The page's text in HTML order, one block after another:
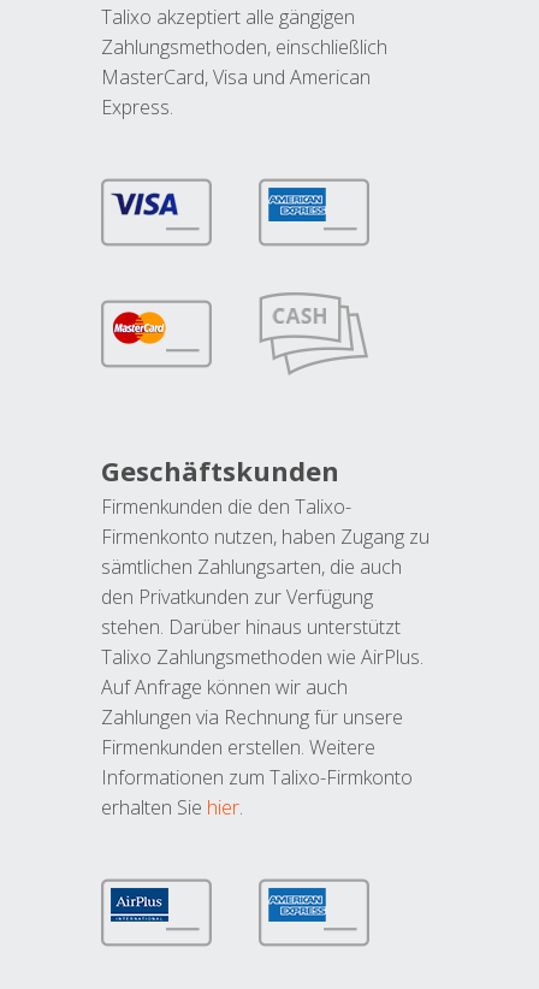
Talixo akzeptiert alle gängigen
Zahlungsmethoden, einschließlich
MasterCard, Visa und American
Express.
Geschäftskunden
Firmenkunden die den Talixo-
Firmenkonto nutzen, haben Zugang zu
sämtlichen Zahlungsarten, die auch
den Privatkunden zur Verfügung
stehen. Darüber hinaus unterstützt
Talixo Zahlungsmethoden wie AirPlus.
Auf Anfrage können wir auch
Zahlungen via Rechnung für unsere
Firmenkunden erstellen. Weitere
Informationen zum Talixo-Firmkonto
erhalten Sie hier.